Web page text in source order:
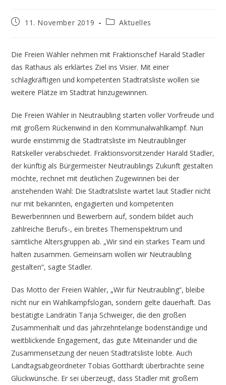
Beitrag11. November 2019
Beitrags-
Aktuelles
Die Freien Wähler nehmen mit Fraktionschef Harald Stadler
das Rathaus als erklärtes Ziel ins Visier. Mit einer
schlagkräftigen und kompetenten Stadtratsliste wollen sie
weitere Plätze im Stadtrat hinzugewinnen.
Die Freien Wähler in Neutraubling starten voller Vorfreude und
mit großem Rückenwind in den Kommunalwahlkampf. Nun
wurde einstimmig die Stadtratsliste im Neutraublinger
Ratskeller verabschiedet. Fraktionsvorsitzender Harald Stadler,
der künftig als Bürgermeister Neutraublings Zukunft gestalten
möchte, rechnet mit deutlichen Zugewinnen bei der
anstehenden Wahl: Die Stadtratsliste wartet laut Stadler nicht
nur mit bekannten, engagierten und kompetenten
Bewerberinnen und Bewerbern auf, sondern bildet auch
zahlreiche Berufs-, ein breites Themenspektrum und
sämtliche Altersgruppen ab. „Wir sind ein starkes Team und
halten zusammen. Gemeinsam wollen wir Neutraubling
gestalten“, sagte Stadler.
Das Motto der Freien Wähler, „Wir für Neutraubling“, bleibe
nicht nur ein Wahlkampfslogan, sondern gelte dauerhaft. Das
bestätigte Landrätin Tanja Schweiger, die den großen
Zusammenhalt und das jahrzehntelange bodenständige und
weitblickende Engagement, das gute Miteinander und die
Zusammensetzung der neuen Stadtratsliste lobte. Auch
Landtagsabgeordneter Tobias Gotthardt überbrachte seine
Glückwünsche. Er sei überzeugt, dass Stadler mit großem